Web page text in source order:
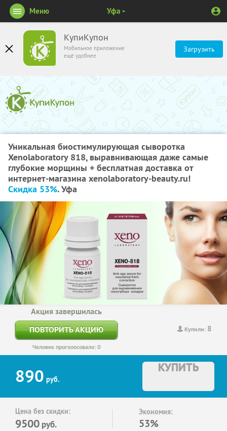
КупиКупон
Мобильное приложение
ещё удобнее
Загрузить
Меню Уфа
Уникальная биостимулирующая сыворотка
Xenolaboratory 818, выравнивающая даже самые
глубокие морщины + бесплатная доставка от
интернет-магазина xenolaboratory-beauty.ru!
Скидка 53%. Уфа
Купили: 8
Акция завершилась
ПОВТОРИТЬ АКЦИЮ
Человек проголосовало: 0
890 руб.
КУПИТЬ
Цена без скидки:
9500 руб.
Экономия:
53%